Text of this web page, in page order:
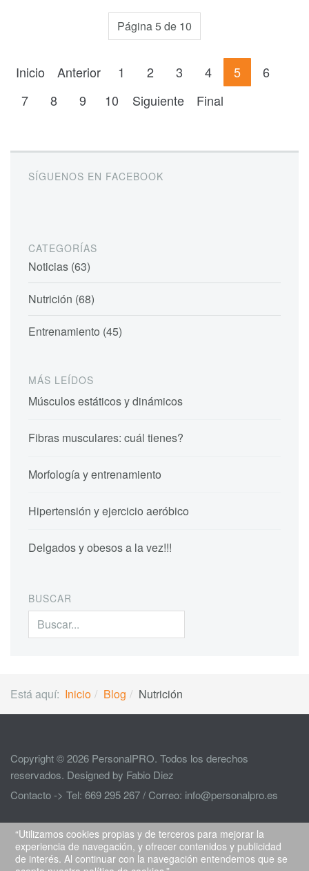
Página 5 de 10
Inicio Anterior 1 2 3 4 5
6
7
8 9 10 Siguiente Final
SÍGUENOS EN FACEBOOK
CATEGORÍAS
Noticias (63)
Nutrición (68)
Entrenamiento (45)
MÁS LEÍDOS
Músculos estáticos y dinámicos
Fibras musculares: cuál tienes?
Morfología y entrenamiento
Hipertensión y ejercicio aeróbico
Delgados y obesos a la vez!!!
BUSCAR
Buscar...
Está aquí: Inicio Blog Nutrición
Copyright © 2026 PersonalPRO. Todos los derechos
reservados. Designed by Fabio Diez
Contacto -> Tel: 669 295 267 / Correo: info@personalpro.es
“Utilizamos cookies propias y de terceros para mejorar la
experiencia de navegación, y ofrecer contenidos y publicidad
de interés. Al continuar con la navegación entendemos que se